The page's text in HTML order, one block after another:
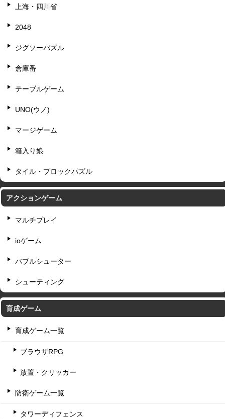
上海・四川省
2048
ジグソーパズル
倉庫番
テーブルゲーム
UNO(ウノ)
マージゲーム
箱入り娘
タイル・ブロックパズル
アクションゲーム
マルチプレイ
ioゲーム
バブルシューター
シューティング
育成ゲーム
育成ゲーム一覧
ブラウザRPG
放置・クリッカー
防衛ゲーム一覧
タワーディフェンス